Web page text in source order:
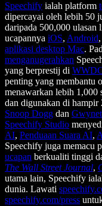
Speechify ialah platform
dipercayai oleh lebih 50
daripada 500,000 ulasan
ucapannya iOS, Android,
aplikasi desktop Mac.
menganugerahkan
yang berprestij di
penting yang membantu
menawarkan lebih 1,000
dan digunakan di hampir
Snoop Dogg dan
Speechify Studio
AI, Penduaan Suara AI,
Speechify juga memacu
ucapan berkualiti tinggi
The Wall Street Journal,
utama lain, Speechify
dunia. Lawati
speechify.com/press